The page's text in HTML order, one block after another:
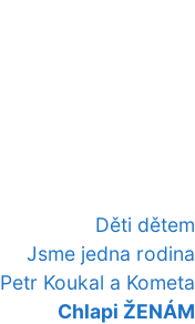
Děti dětem
Jsme jedna rodina
Petr Koukal a Kometa
Chlapi ŽENÁM